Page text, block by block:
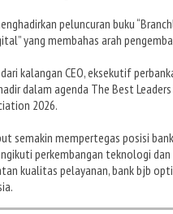
peluncuran buku
yang membahas arah
kalangan CEO, eksekutif
dalam agenda The Best
2026.
semakin mempertegas posisi
perkembangan teknologi
kualitas pelayanan, bank bjb